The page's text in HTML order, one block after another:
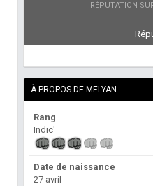
RÉPUTATION
À PROPOS DE MELYAN
Rang
Indic'
Date de naissance
27 avril